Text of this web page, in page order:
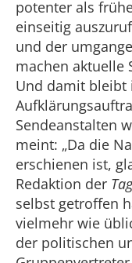
potenter als
einseitig
und der
machen aktuelle
Und damit bleibt
Sendeanstalten
meint: „Da die
erschienen ist,
Redaktion der
selbst getroffen
vielmehr wie
der politischen